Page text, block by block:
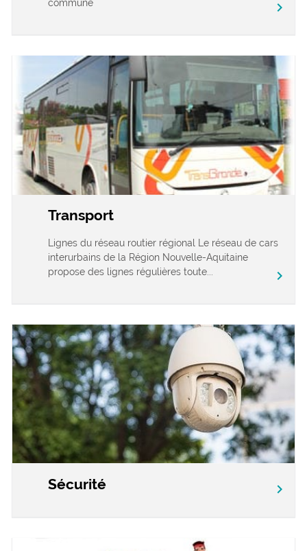
commune chevron_right
Transport
Lignes du réseau routier régional Le réseau de cars
interurbains de la Région Nouvelle-Aquitaine
propose des lignes régulières toute...
chevron_right
Sécurité chevron_right